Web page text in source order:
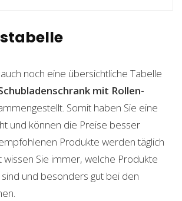
noch eine übersichtliche Tabelle
mit Rollen-
Somit haben Sie eine
und können die Preise besser
Produkte werden täglich
wissen Sie immer, welche Produkte
und besonders gut bei den